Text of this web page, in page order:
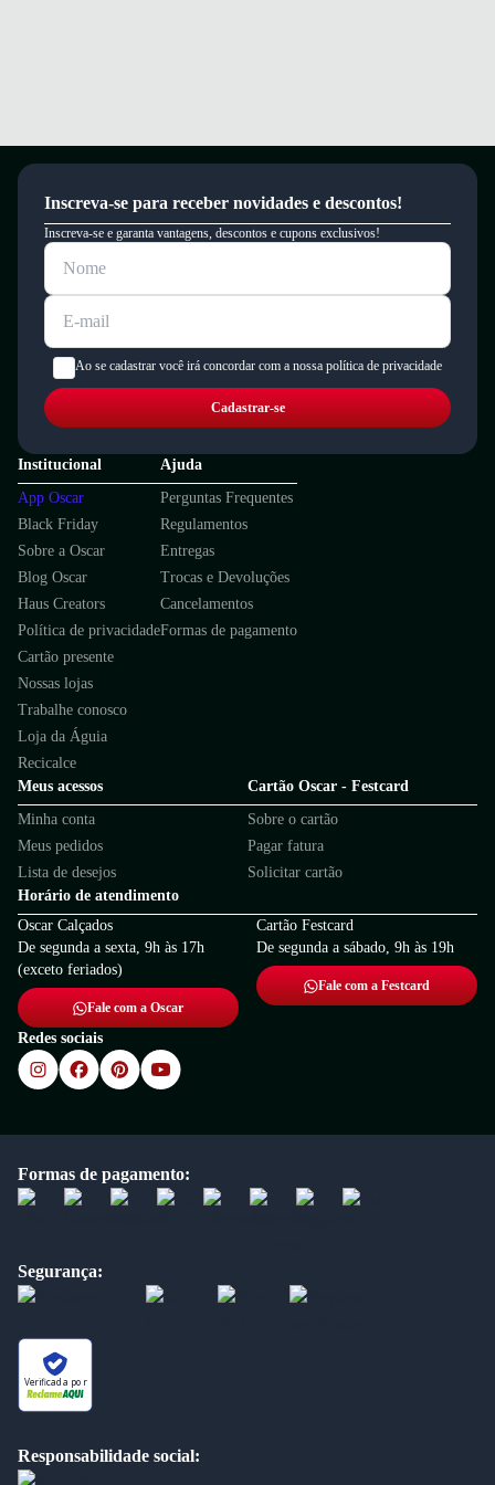
Inscreva-se para receber novidades e descontos!
Inscreva-se e garanta vantagens, descontos e cupons exclusivos!
Ao se cadastrar você irá concordar com a nossa política de privacidade
Cadastrar-se
Institucional
App Oscar
Black Friday
Sobre a Oscar
Blog Oscar
Haus Creators
Política de privacidade
Cartão presente
Nossas lojas
Trabalhe conosco
Loja da Águia
Recicalce
Ajuda
Perguntas Frequentes
Regulamentos
Entregas
Trocas e Devoluções
Cancelamentos
Formas de pagamento
Meus acessos
Minha conta
Meus pedidos
Lista de desejos
Cartão Oscar - Festcard
Sobre o cartão
Pagar fatura
Solicitar cartão
Horário de atendimento
Oscar Calçados
De segunda a sexta, 9h às 17h
(exceto feriados)
Fale com a Oscar
Cartão Festcard
De segunda a sábado, 9h às 19h
Fale com a Festcard
Redes sociais
Formas de pagamento:
Segurança:
Verificada por
Responsabilidade social: